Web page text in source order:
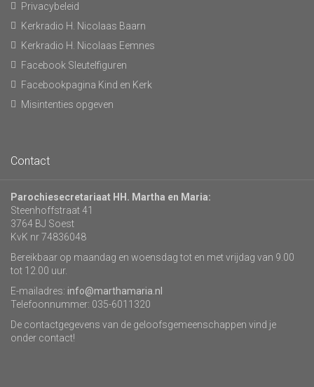
Privacybeleid
Kerkradio H. Nicolaas Baarn
Kerkradio H. Nicolaas Eemnes
Facebook Sleutelfiguren
Facebookpagina Kind en Kerk
Misintenties opgeven
Contact
Parochiesecretariaat HH. Martha en Maria:
Steenhoffstraat 41
3764 BJ Soest
KvK nr 74836048
Bereikbaar op maandag en woensdag tot en met vrijdag van 9.00
tot 12.00 uur.
E-mailadres: info@marthamaria.nl
Telefoonnummer: 035-6011320
De contactgegevens van de geloofsgemeenschappen vind je
onder contact!